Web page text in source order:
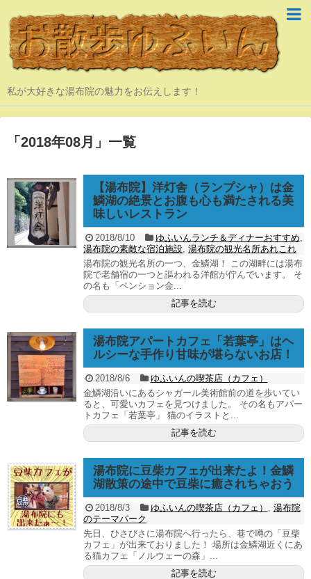
私が大好きな湯布院の魅力をお伝えします！
「 2018年08月 」 一覧
【湯布院】洋灯舎（ランプシャ）は金
鱗湖の絶景とお腹も心も満たされる美
味しいレストラン
2018/8/10 ゆふいんランチ＆ディナーおすすめ
湯布院の素敵な宿泊施設 湯布院の観光名所あれこれ
湯布院の観光名所の一つ、金鱗湖！ この湖畔には湯布
院で老舗宿の一つと謳われる洋館が佇んでいます。 そ
の名も「ペンション金...
記事を読む
湯布院アパートカフェ「若葉亭」はヘ
ルシーな手作り甘味が堪らないお店！
2018/8/6
ゆふいんの喫茶店（カフェ）
金鱗湖沿いにあるシャガール美術館前の道を歩いてい
ると、可愛いカフェを見つけました。 その名もアパー
トカフェ「若葉亭」 猫のイラストと...
記事を読む
湯布院に豆柴カフェが出来たよ！金鱗
湖散策の途中で豆柴に癒されちゃおう
2018/8/3 ゆふいんの喫茶店（カフェ）
湯布院
のテーマパーク
先日、ひさびさに湯布院へ行ったら、巷で噂の「豆柴
カフェ」が出来ておりました！ 場所は金鱗湖近くにあ
る猫カフェ「ノルウェーの森」...
記事を読む